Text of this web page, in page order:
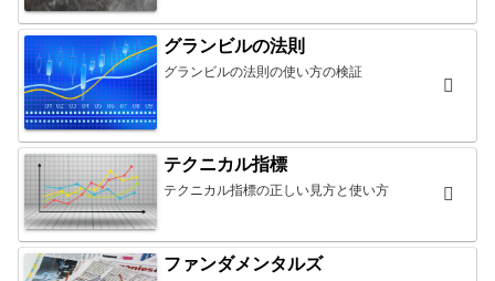
グランビルの法則
グランビルの法則の使い方の検証
テクニカル指標
テクニカル指標の正しい見方と使い方
ファンダメンタルズ